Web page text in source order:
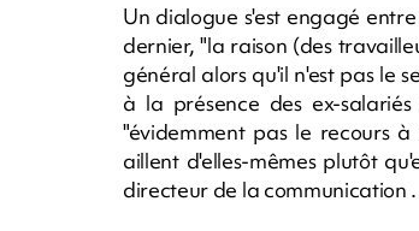
Un dialogue s'est engagé
dernier, "la raison (des
général alors qu'il n'est pas le
à la présence des ex-
"évidemment pas le recours
aillent d'elles-mêmes plutôt
directeur de la communication .